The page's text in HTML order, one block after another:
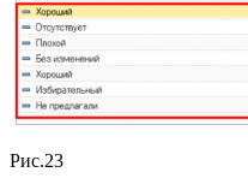
Рис.23